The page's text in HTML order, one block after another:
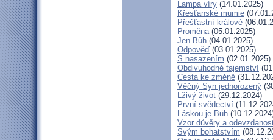
Lampa víry (14.01.2025)
Křesťanské mumie
Přešťastní králové
Proměna(05.01.2025)
Jen Bůh (04.01.2025)
Odpověď (03.01.2025)
S nasazením (02.01.2025)
Obdivuhodné tajemství
Cesta ke změně
Věčný Syn jednorozený
Lživý život (29.12.2024)
První svědectví
Láskou je Bůh
Vzor důvěry a
Svým bohatstvím